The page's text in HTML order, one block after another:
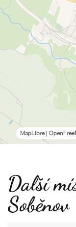
MapLibre
Další
Soběnov